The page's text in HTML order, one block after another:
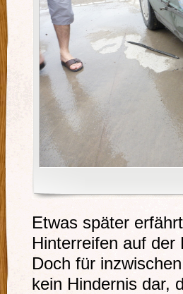
Etwas später
Hinterreifen auf
Doch für
kein Hindernis dar,